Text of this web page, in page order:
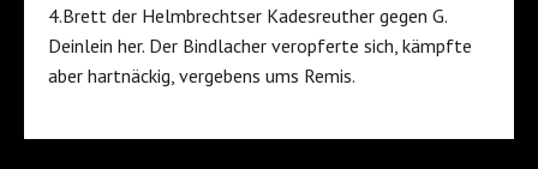
4.Brett der Helmbrechtser Kadesreuther gegen G.
Deinlein her. Der Bindlacher veropferte sich, kämpfte
aber hartnäckig, vergebens ums Remis.